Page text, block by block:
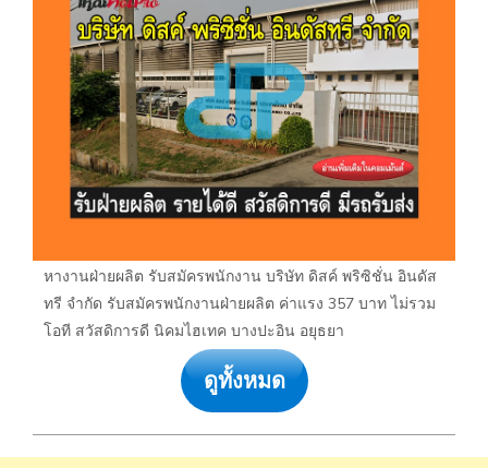
หางานฝ่ายผลิต รับสมัครพนักงาน บริษัท ดิสค์ พริซิชั่น อินดัส
ทรี จำกัด รับสมัครพนักงานฝ่ายผลิต ค่าแรง 357 บาท ไม่รวม
โอที สวัสดิการดี นิคมไฮเทค บางปะอิน อยุธยา
ดูทั้งหมด